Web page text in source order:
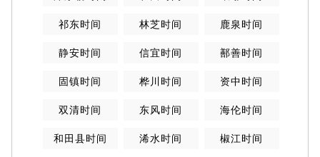
祁东时间 林芝时间 鹿泉时间
静安时间 信宜时间 鄯善时间
固镇时间 桦川时间 资中时间
双清时间 东风时间 海伦时间
和田县时间 浠水时间 椒江时间